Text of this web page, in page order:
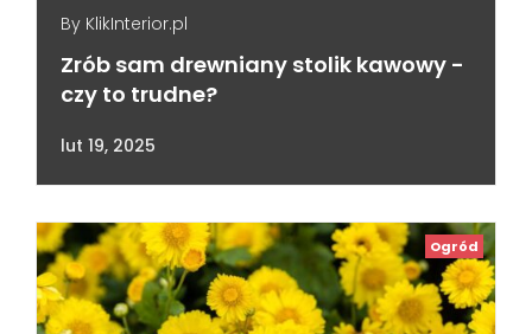
By KlikInterior.pl
Zrób sam drewniany stolik kawowy -
czy to trudne?
lut 19, 2025
Ogród